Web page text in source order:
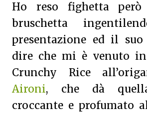
Ho reso fighetta però
bruschetta
presentazione ed il suo
dire che mi è venuto
Crunchy Rice
Aironi, che dà
croccante e profumato